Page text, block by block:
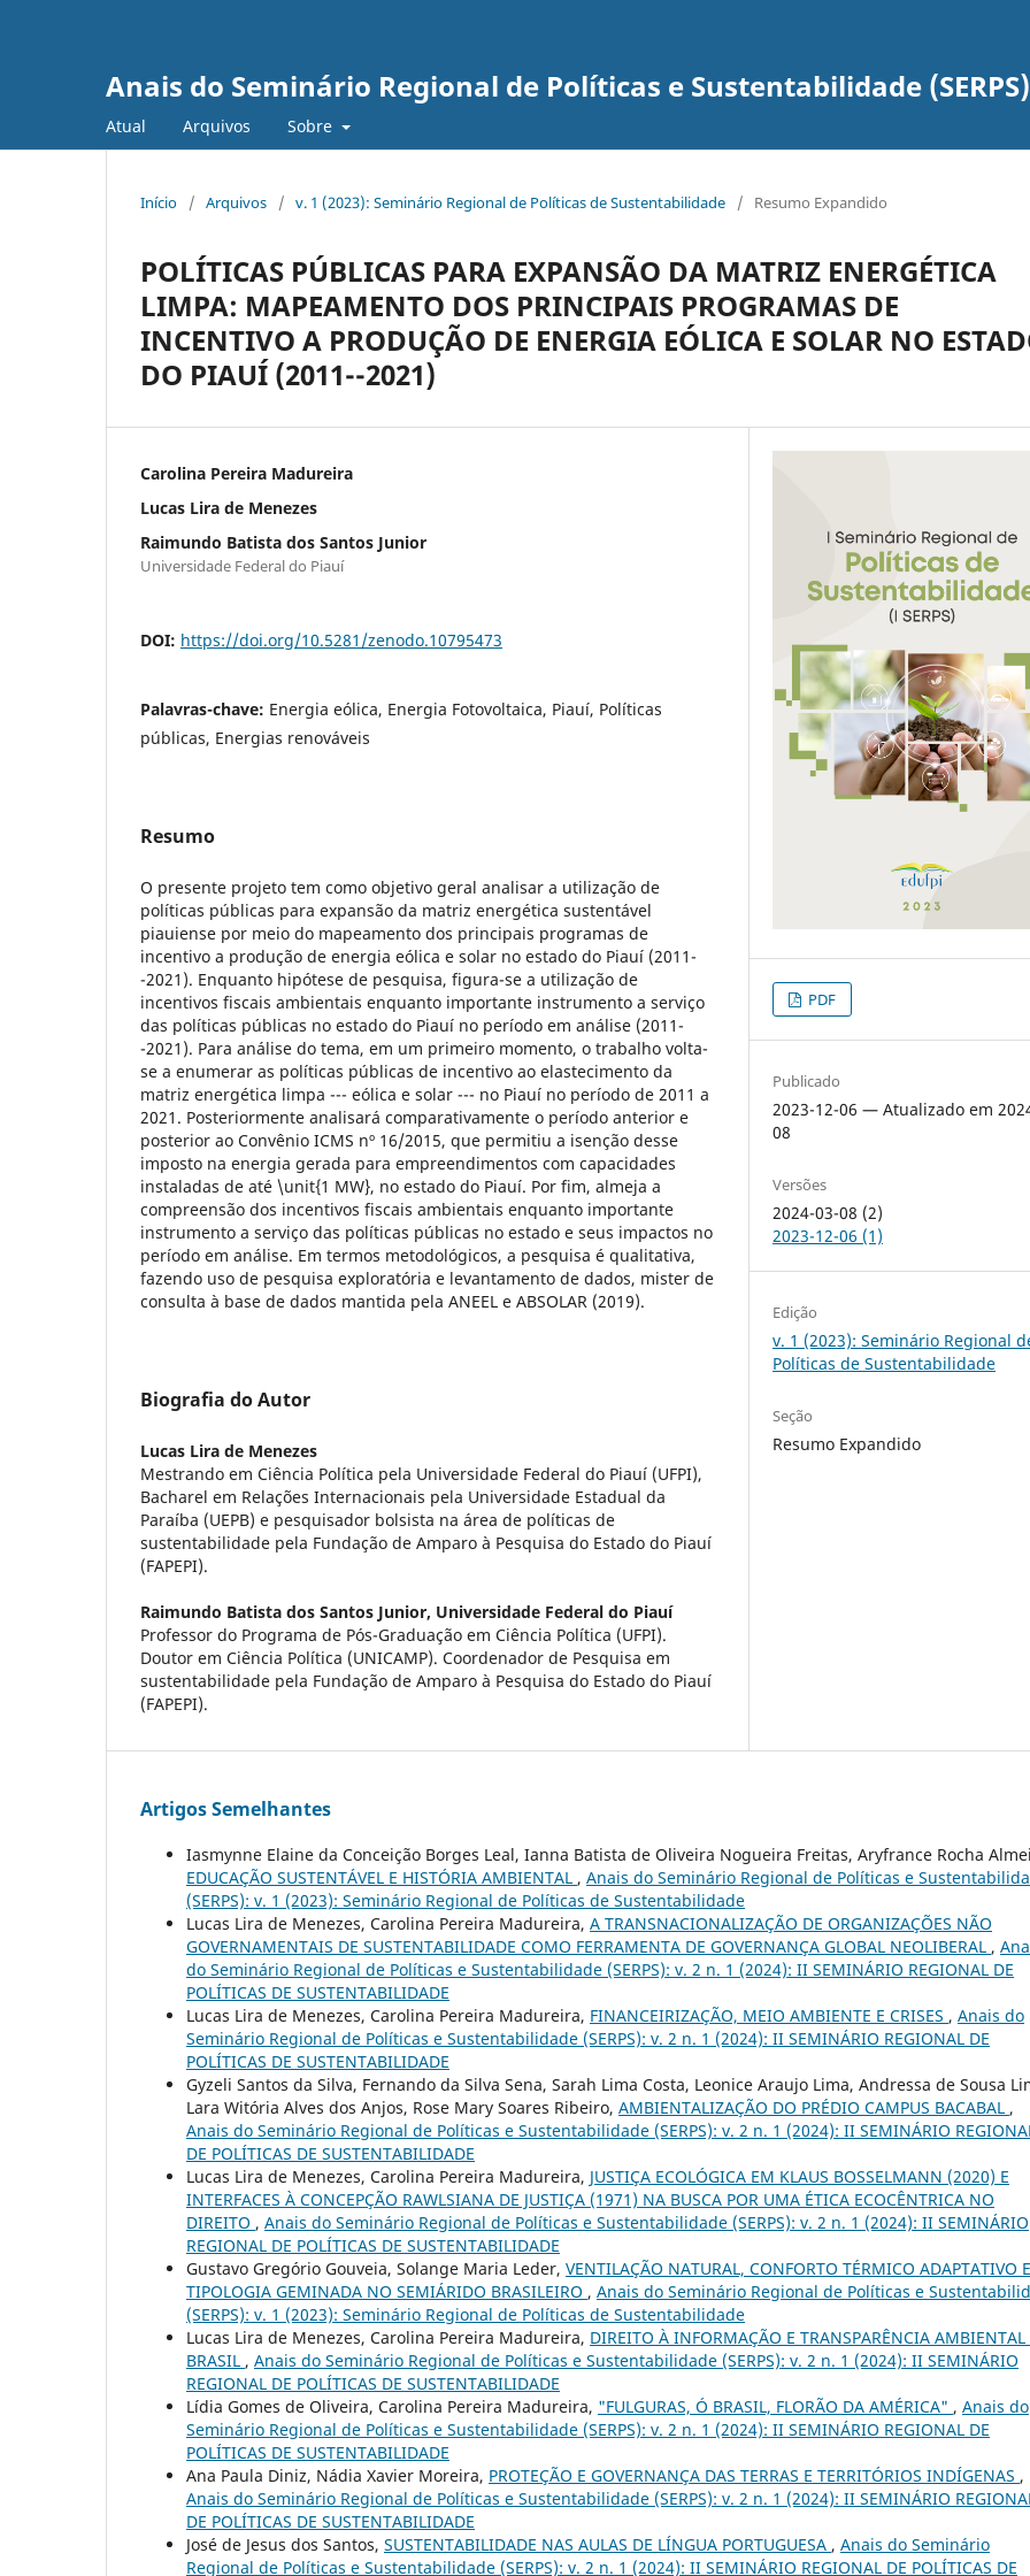
Anais do Seminário Regional de Políticas e Sustentabilidade (SERPS)
Atual Arquivos Sobre
Início / Arquivos / v. 1 (2023): Seminário Regional de Políticas de Sustentabilidade / Resumo Expandido
POLÍTICAS PÚBLICAS PARA EXPANSÃO DA MATRIZ ENERGÉTICA
LIMPA: MAPEAMENTO DOS PRINCIPAIS PROGRAMAS DE
INCENTIVO A PRODUÇÃO DE ENERGIA EÓLICA E SOLAR NO
DO PIAUÍ (2011--2021)
Carolina Pereira Madureira
Lucas Lira de Menezes
Raimundo Batista dos Santos Junior
Universidade Federal do Piauí
DOI: https://doi.org/10.5281/zenodo.10795473
Palavras-chave: Energia eólica, Energia Fotovoltaica, Piauí, Políticas
públicas, Energias renováveis
Resumo
O presente projeto tem como objetivo geral analisar a utilização de
políticas públicas para expansão da matriz energética sustentável
piauiense por meio do mapeamento dos principais programas de
incentivo a produção de energia eólica e solar no estado do Piauí (2011-
-2021). Enquanto hipótese de pesquisa, figura-se a utilização de
incentivos fiscais ambientais enquanto importante instrumento a serviço
das políticas públicas no estado do Piauí no período em análise (2011-
-2021). Para análise do tema, em um primeiro momento, o trabalho volta-
se a enumerar as políticas públicas de incentivo ao elastecimento da
matriz energética limpa --- eólica e solar --- no Piauí no período de 2011 a
2021. Posteriormente analisará comparativamente o período anterior e
posterior ao Convênio ICMS nº 16/2015, que permitiu a isenção desse
imposto na energia gerada para empreendimentos com capacidades
instaladas de até \unit{1 MW}, no estado do Piauí. Por fim, almeja a
compreensão dos incentivos fiscais ambientais enquanto importante
instrumento a serviço das políticas públicas no estado e seus impactos no
período em análise. Em termos metodológicos, a pesquisa é qualitativa,
fazendo uso de pesquisa exploratória e levantamento de dados, mister de
consulta à base de dados mantida pela ANEEL e ABSOLAR (2019).
Biografia do Autor
Lucas Lira de Menezes
Mestrando em Ciência Política pela Universidade Federal do Piauí (UFPI),
Bacharel em Relações Internacionais pela Universidade Estadual da
Paraíba (UEPB) e pesquisador bolsista na área de políticas de
sustentabilidade pela Fundação de Amparo à Pesquisa do Estado do Piauí
(FAPEPI).
Raimundo Batista dos Santos Junior, Universidade Federal do Piauí
Professor do Programa de Pós-Graduação em Ciência Política (UFPI).
Doutor em Ciência Política (UNICAMP). Coordenador de Pesquisa em
sustentabilidade pela Fundação de Amparo à Pesquisa do Estado do Piauí
(FAPEPI).
PDF
Publicado
2023-12-06 — Atualizado em
08
Versões
2024-03-08 (2)
2023-12-06 (1)
Edição
v. 1 (2023): Seminário Regional
Políticas de Sustentabilidade
Seção
Resumo Expandido
Artigos Semelhantes
Iasmynne Elaine da Conceição Borges Leal, Ianna Batista de Oliveira Nogueira Freitas, Aryfrance Rocha
EDUCAÇÃO SUSTENTÁVEL E HISTÓRIA AMBIENTAL , Anais do Seminário Regional de Políticas e
(SERPS): v. 1 (2023): Seminário Regional de Políticas de Sustentabilidade
Lucas Lira de Menezes, Carolina Pereira Madureira, A TRANSNACIONALIZAÇÃO DE ORGANIZAÇÕES NÃO
GOVERNAMENTAIS DE SUSTENTABILIDADE COMO FERRAMENTA DE GOVERNANÇA GLOBAL NEOLIBERAL ,
do Seminário Regional de Políticas e Sustentabilidade (SERPS): v. 2 n. 1 (2024): II SEMINÁRIO REGIONAL DE
POLÍTICAS DE SUSTENTABILIDADE
Lucas Lira de Menezes, Carolina Pereira Madureira, FINANCEIRIZAÇÃO, MEIO AMBIENTE E CRISES , Anais do
Seminário Regional de Políticas e Sustentabilidade (SERPS): v. 2 n. 1 (2024): II SEMINÁRIO REGIONAL DE
POLÍTICAS DE SUSTENTABILIDADE
Gyzeli Santos da Silva, Fernando da Silva Sena, Sarah Lima Costa, Leonice Araujo Lima, Andressa de Sousa
Lara Witória Alves dos Anjos, Rose Mary Soares Ribeiro, AMBIENTALIZAÇÃO DO PRÉDIO CAMPUS BACABAL ,
Anais do Seminário Regional de Políticas e Sustentabilidade (SERPS): v. 2 n. 1 (2024): II SEMINÁRIO
DE POLÍTICAS DE SUSTENTABILIDADE
Lucas Lira de Menezes, Carolina Pereira Madureira, JUSTIÇA ECOLÓGICA EM KLAUS BOSSELMANN (2020) E
INTERFACES À CONCEPÇÃO RAWLSIANA DE JUSTIÇA (1971) NA BUSCA POR UMA ÉTICA ECOCÊNTRICA NO
DIREITO , Anais do Seminário Regional de Políticas e Sustentabilidade (SERPS): v. 2 n. 1 (2024): II SEMINÁRIO
REGIONAL DE POLÍTICAS DE SUSTENTABILIDADE
Gustavo Gregório Gouveia, Solange Maria Leder, VENTILAÇÃO NATURAL, CONFORTO TÉRMICO ADAPTATIVO E
TIPOLOGIA GEMINADA NO SEMIÁRIDO BRASILEIRO , Anais do Seminário Regional de Políticas e
(SERPS): v. 1 (2023): Seminário Regional de Políticas de Sustentabilidade
Lucas Lira de Menezes, Carolina Pereira Madureira, DIREITO À INFORMAÇÃO E TRANSPARÊNCIA
BRASIL , Anais do Seminário Regional de Políticas e Sustentabilidade (SERPS): v. 2 n. 1 (2024): II SEMINÁRIO
REGIONAL DE POLÍTICAS DE SUSTENTABILIDADE
Lídia Gomes de Oliveira, Carolina Pereira Madureira, "FULGURAS, Ó BRASIL, FLORÃO DA AMÉRICA" , Anais do
Seminário Regional de Políticas e Sustentabilidade (SERPS): v. 2 n. 1 (2024): II SEMINÁRIO REGIONAL DE
POLÍTICAS DE SUSTENTABILIDADE
Ana Paula Diniz, Nádia Xavier Moreira, PROTEÇÃO E GOVERNANÇA DAS TERRAS E TERRITÓRIOS INDÍGENAS ,
Anais do Seminário Regional de Políticas e Sustentabilidade (SERPS): v. 2 n. 1 (2024): II SEMINÁRIO
DE POLÍTICAS DE SUSTENTABILIDADE
José de Jesus dos Santos, SUSTENTABILIDADE NAS AULAS DE LÍNGUA PORTUGUESA , Anais do Seminário
Regional de Políticas e Sustentabilidade (SERPS): v. 2 n. 1 (2024): II SEMINÁRIO REGIONAL DE POLÍTICAS DE